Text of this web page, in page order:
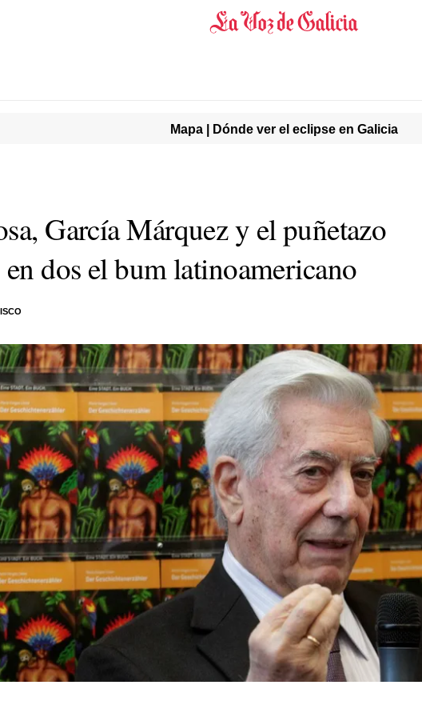
Mapa | Dónde ver el eclipse en Galicia
García Márquez y el puñetazo
dos el bum latinoamericano